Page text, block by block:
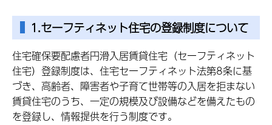
1.セーフティネット住宅の登録制度について
住宅確保要配慮者円滑入居賃貸住宅（セーフティネット
住宅）登録制度は、住宅セーフティネット法第8条に基
づき、高齢者、障害者や子育て世帯等の入居を拒まない
賃貸住宅のうち、一定の規模及び設備などを備えたもの
を登録し、情報提供を行う制度です。